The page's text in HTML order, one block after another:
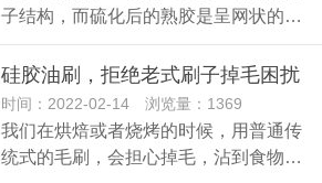
子结构，而硫化后的熟胶是呈网状的…
硅胶油刷，拒绝老式刷子掉毛困扰
时间：2022-02-14 浏览量：1369
我们在烘焙或者烧烤的时候，用普通传
统式的毛刷，会担心掉毛，沾到食物…